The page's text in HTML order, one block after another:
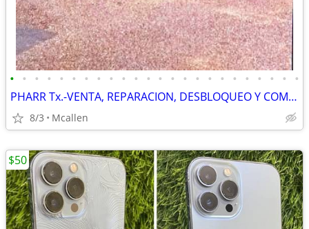
• • • • • • • • • • • • • • • • • • • • • • • •
PHARR Tx.-VENTA, REPARACION, DESBLOQUEO Y COMPPRA de TELEFONOS... - $9
8/3 Mcallen
$50